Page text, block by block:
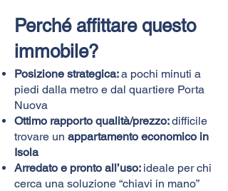
Perché affittare questo
immobile?
Posizione strategica:a pochi minuti a
piedi dalla metro e dal quartiere Porta
Nuova
Ottimo rapporto qualità/prezzo:difficile
trovare un appartamento economico in
Isola
Arredato e pronto all’uso: ideale per chi
cerca una soluzione “chiavi in mano”